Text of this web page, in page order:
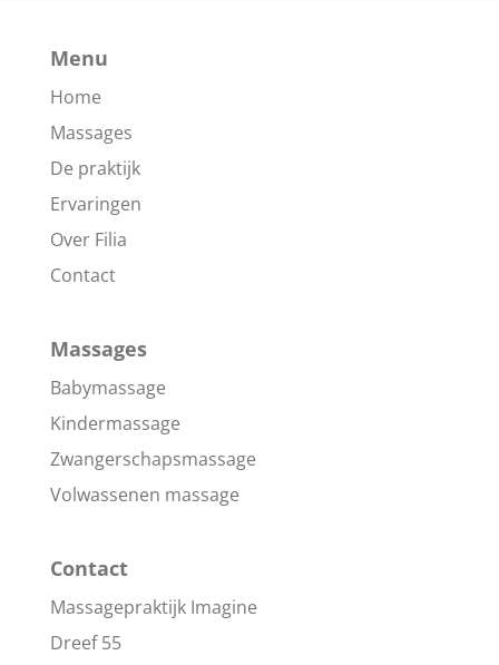
Menu
Home
Massages
De praktijk
Ervaringen
Over Filia
Contact
Massages
Babymassage
Kindermassage
Zwangerschapsmassage
Volwassenen massage
Contact
Massagepraktijk Imagine
Dreef 55